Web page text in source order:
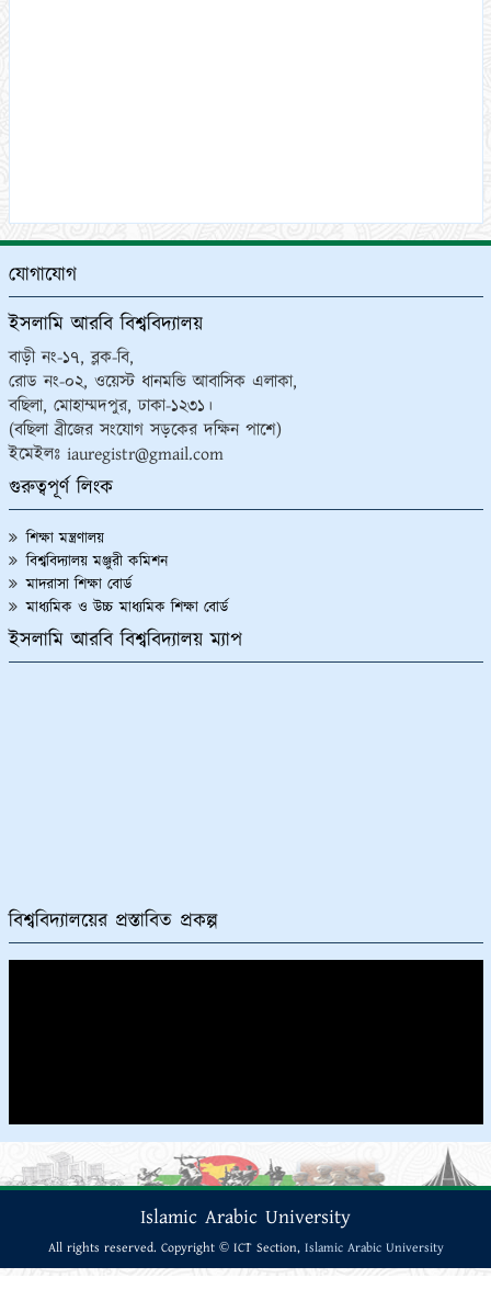
যোগাযোগ
ইসলামি আরবি বিশ্ববিদ্যালয়
বাড়ী নং-১৭, ব্লক-বি,
রোড নং-০২, ওয়েস্ট ধানমন্ডি আবাসিক এলাকা,
বছিলা, মোহাম্মদপুর, ঢাকা-১২৩১।
(বছিলা ব্রীজের সংযোগ সড়কের দক্ষিন পাশে)
ইমেইলঃ iauregistr@gmail.com
গুরুত্বপূর্ণ লিংক
শিক্ষা মন্ত্রণালয়
বিশ্ববিদ্যালয় মঞ্জুরী কমিশন
মাদরাসা শিক্ষা বোর্ড
মাধ্যমিক ও উচ্চ মাধ্যমিক শিক্ষা বোর্ড
ইসলামি আরবি বিশ্ববিদ্যালয় ম্যাপ
বিশ্ববিদ্যালয়ের প্রস্তাবিত প্রকল্প
Islamic Arabic University
All rights reserved. Copyright © ICT Section, Islamic Arabic University